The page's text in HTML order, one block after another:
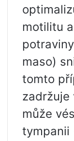
motilitu
maso)
tomto
zadržuje
může
tympanii